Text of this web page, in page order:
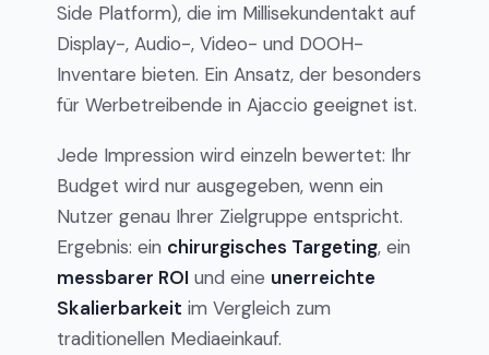
Side Platform), die im Millisekundentakt auf
Display-, Audio-, Video- und DOOH-
Inventare bieten. Ein Ansatz, der besonders
für Werbetreibende in Ajaccio geeignet ist.
Jede Impression wird einzeln bewertet: Ihr
Budget wird nur ausgegeben, wenn ein
Nutzer genau Ihrer Zielgruppe entspricht.
Ergebnis: ein chirurgisches Targeting, ein
messbarer ROI und eine unerreichte
Skalierbarkeit im Vergleich zum
traditionellen Mediaeinkauf.